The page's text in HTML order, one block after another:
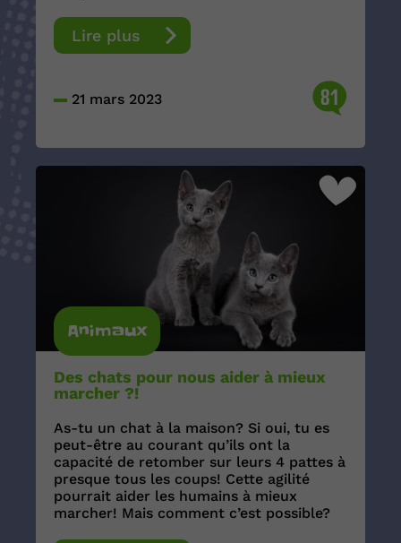
Lire plus
21 mars 2023 81
Animaux
Des chats pour nous aider à mieux
marcher ?!
As-tu un chat à la maison? Si oui, tu es
peut-être au courant qu’ils ont la
capacité de retomber sur leurs 4 pattes à
presque tous les coups! Cette agilité
pourrait aider les humains à mieux
marcher! Mais comment c’est possible?